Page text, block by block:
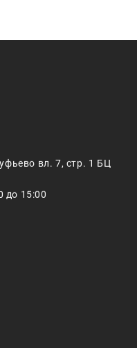
вл. 7, стр. 1 БЦ
до 15:00